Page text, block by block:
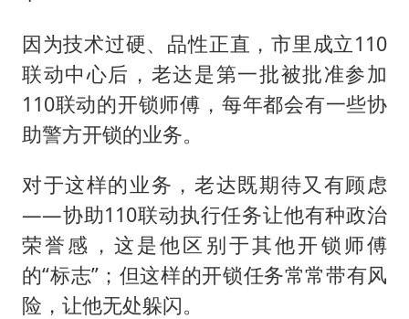
因为技术过硬、品性正直，市里成立110
联动中心后，老达是第一批被批准参加
110联动的开锁师傅，每年都会有一些协
助警方开锁的业务。
对于这样的业务，老达既期待又有顾虑
——协助110联动执行任务让他有种政治
荣誉感，这是他区别于其他开锁师傅
的“标志”；但这样的开锁任务常常带有风
险，让他无处躲闪。